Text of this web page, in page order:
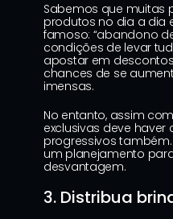
Sabemos que muitas
produtos no dia a
famoso: “abandono
condições de levar
apostar em
chances de se
imensas.
No entanto, assim
exclusivas deve
progressivos
um planejamento
desvantagem.
3. Distribua